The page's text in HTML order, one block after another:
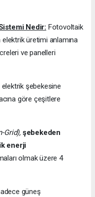
Nedir: Fotovoltaik
elektrik üretimi anlamına
ve panelleri
şebekesine
göre çeşitlere
Grid), şebekeden
enerji
olmak üzere 4
güneş